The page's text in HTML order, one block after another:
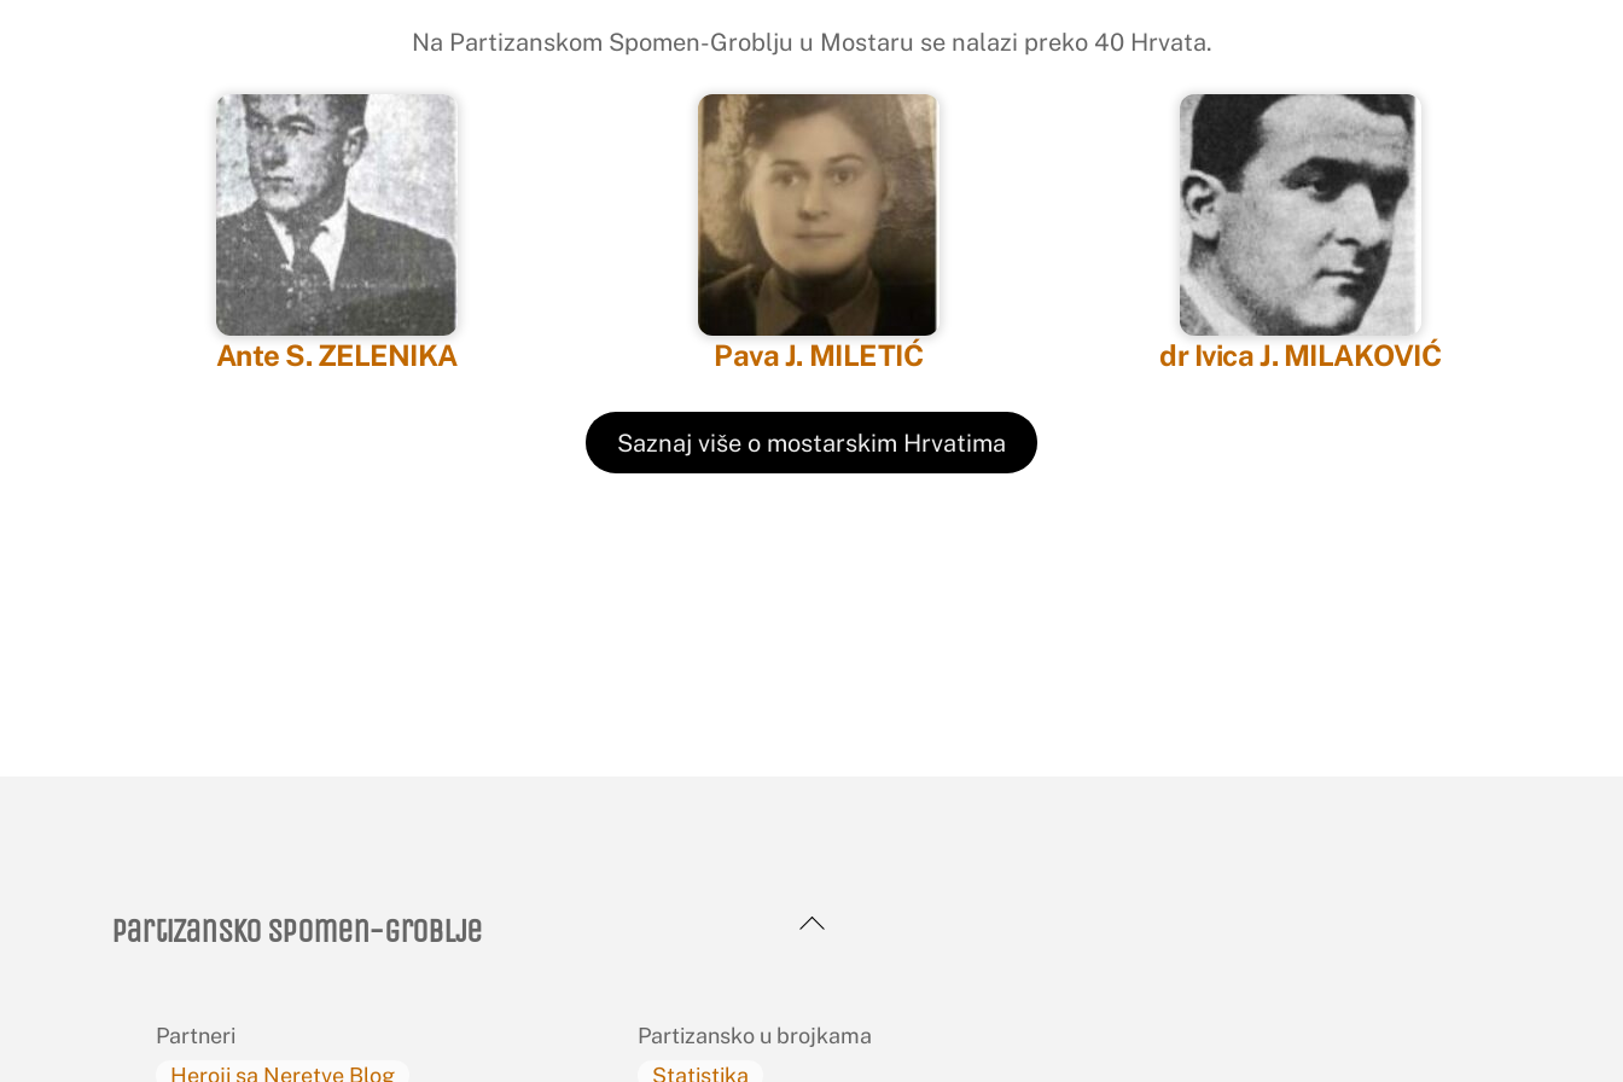
Na Partizanskom Spomen-Groblju u Mostaru se nalazi preko 40 Hrvata.
Ante S. ZELENIKA Pava J. MILETIĆ dr Ivica J. MILAKOVIĆ
Saznaj više o mostarskim Hrvatima
Back
Partizansko spomen-groblje
Partneri
Heroji sa Neretve Blog
Partizansko u brojkama
Statistika